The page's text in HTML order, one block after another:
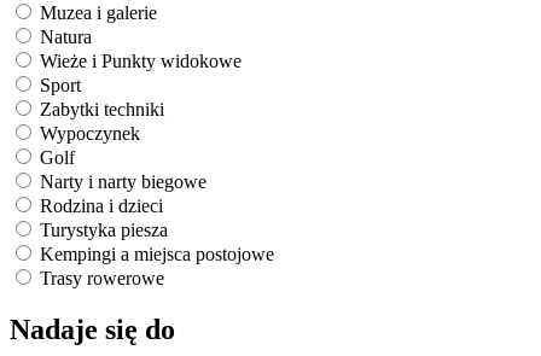
Muzea i galerie
Natura
Wieże i Punkty widokowe
Sport
Zabytki techniki
Wypoczynek
Golf
Narty i narty biegowe
Rodzina i dzieci
Turystyka piesza
Kempingi a miejsca postojowe
Trasy rowerowe
Nadaje się do